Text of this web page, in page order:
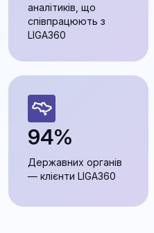
аналітиків, що
співпрацюють з
LIGA360
94%
Державних органів
— клієнти LIGA360